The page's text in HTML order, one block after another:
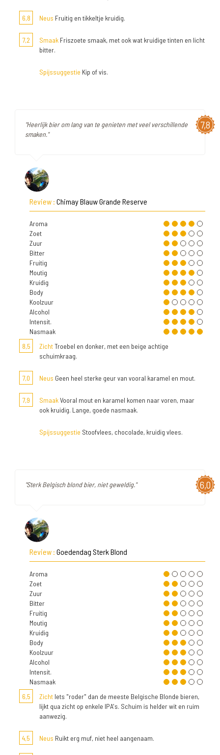
6,8 Neus Fruitig en tikkeltje kruidig.
7,2 Smaak Friszoete smaak, met ook wat kruidige tinten en licht
bitter.
Spijssuggestie Kip of vis.
7,8
"Heerlijk bier om lang van te genieten met veel verschillende
smaken."
Review : Chimay Blauw Grande Reserve
Aroma
Zoet
Zuur
Bitter
Fruitig
Moutig
Kruidig
Body
Koolzuur
Alcohol
Intensit.
Nasmaak
8,5
ZichtTroebel en donker, met een beige achtige
schuimkraag.
7,0 Neus Geen heel sterke geur van vooral karamel en mout.
7,9 SmaakVooral mout en karamel komen naar voren, maar
ook kruidig. Lange, goede nasmaak.
Spijssuggestie Stoofvlees, chocolade, kruidig vlees.
6,0
"Sterk Belgisch blond bier, niet geweldig."
Review : Goedendag Sterk Blond
Aroma
Zoet
Zuur
Bitter
Fruitig
Moutig
Kruidig
Body
Koolzuur
Alcohol
Intensit.
Nasmaak
6,5
Zicht Iets "roder" dan de meeste Belgische Blonde bieren,
lijkt qua zicht op enkele IPA's. Schuim is helder wit en ruim
aanwezig.
4,5 Neus Ruikt erg muf, niet heel aangenaam.